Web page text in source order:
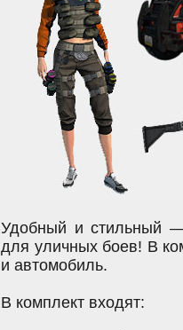
Удобный и стильный —
для уличных боев! В
и автомобиль.
В комплект входят: